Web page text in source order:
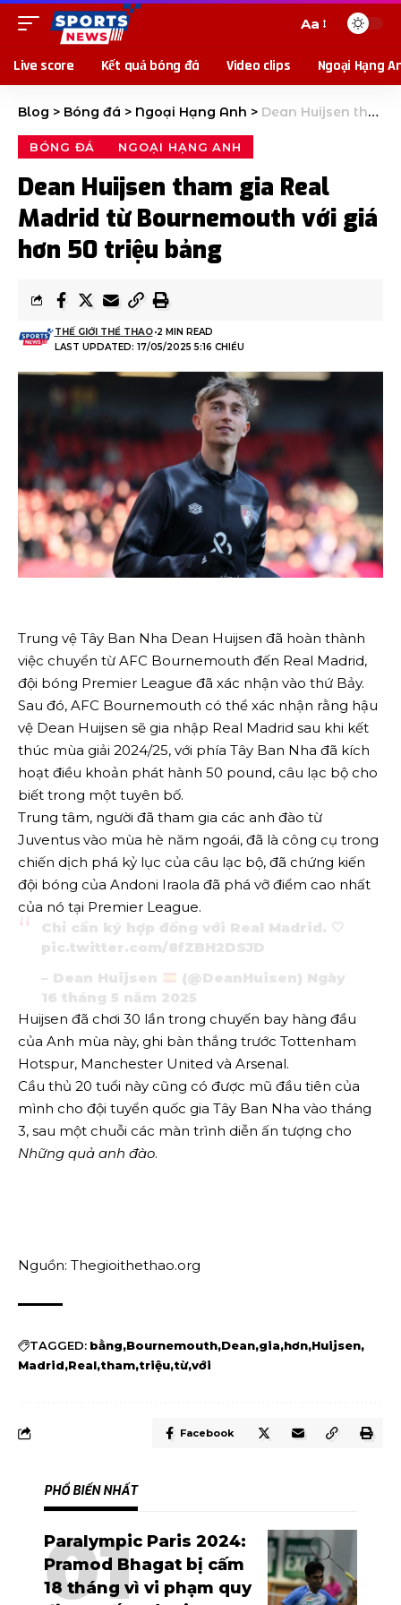
Aa
Live score Kết quả bóng đá Video clips Ngoại Hạng
Blog > Bóng đá > Ngoại Hạng Anh > Dean Huijsen tham gia Real Madrid từ Bournemouth với giá hơn 50 triệu bảng
BÓNG ĐÁ NGOẠI HẠNG ANH
Dean Huijsen tham gia Real
Madrid từ Bournemouth với giá
hơn 50 triệu bảng
LAST UPDATED: 17/05/2025 5:16 CHIỀU
THẾ GIỚI THỂ THAO 2 MIN READ
Trung vệ Tây Ban Nha Dean Huijsen đã hoàn thành
việc chuyển từ AFC Bournemouth đến Real Madrid,
đội bóng Premier League đã xác nhận vào thứ Bảy.
Sau đó, AFC Bournemouth có thể xác nhận rằng hậu
vệ Dean Huijsen sẽ gia nhập Real Madrid sau khi kết
thúc mùa giải 2024/25, với phía Tây Ban Nha đã kích
hoạt điều khoản phát hành 50 pound, câu lạc bộ cho
biết trong một tuyên bố.
Trung tâm, người đã tham gia các anh đào từ
Juventus vào mùa hè năm ngoái, đã là công cụ trong
chiến dịch phá kỷ lục của câu lạc bộ, đã chứng kiến ​​
đội bóng của Andoni Iraola đã phá vỡ điểm cao nhất
của nó tại Premier League.
Chỉ cần ký hợp đồng với Real Madrid. 🤍
pic.twitter.com/8fZBH2DSJD
– Dean Huijsen
(@DeanHuisen) Ngày
16 tháng 5 năm 2025
Huijsen đã chơi 30 lần trong chuyến bay hàng đầu
của Anh mùa này, ghi bàn thắng trước Tottenham
Hotspur, Manchester United và Arsenal.
Cầu thủ 20 tuổi này cũng có được mũ đầu tiên của
mình cho đội tuyển quốc gia Tây Ban Nha vào tháng
3, sau một chuỗi các màn trình diễn ấn tượng cho
Những quả anh đào.
Nguồn: Thegioithethao.org
TAGGED: bằng Bournemouth Dean gia hơn Huijsen
Madrid Real tham triệu từ với
Facebook
PHỔ BIẾN NHẤT
Paralympic Paris 2024:
Pramod Bhagat bị cấm
18 tháng vì vi phạm quy